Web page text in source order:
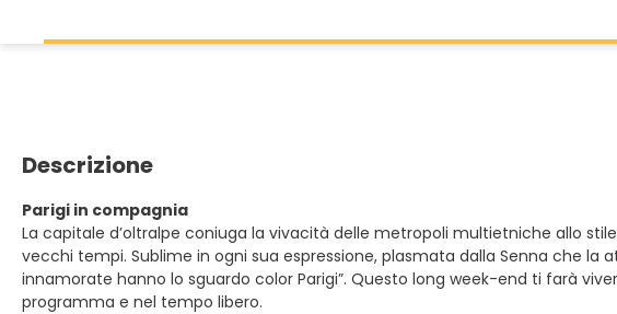
Descrizione
Parigi in compagnia
La capitale d’oltralpe coniuga la vivacità delle metropoli multietniche allo
vecchi tempi. Sublime in ogni sua espressione, plasmata dalla Senna che la
innamorate hanno lo sguardo color Parigi”. Questo long week-end ti farà
programma e nel tempo libero.